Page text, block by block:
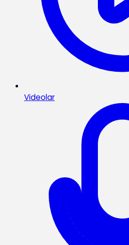
Videolar